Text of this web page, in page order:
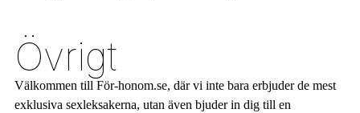
Övrigt
Välkommen till För-honom.se, där vi inte bara erbjuder de mest
exklusiva sexleksakerna, utan även bjuder in dig till en